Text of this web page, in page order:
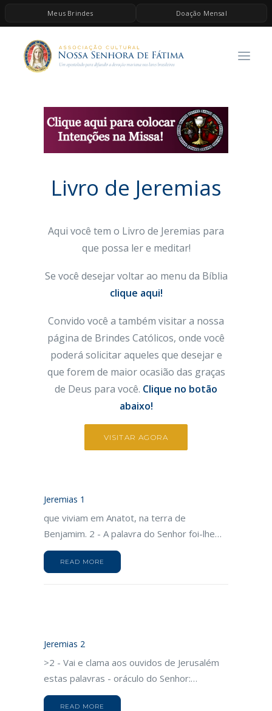
Meus Brindes Doação Mensal
HOME
A ASSOCIAÇÃO
AS MELHORES MÚSICAS CATÓLICAS
BRINDES
QUERO DOAR
Livro de Jeremias
Aqui você tem o Livro de Jeremias para
que possa ler e meditar!
Se você desejar voltar ao menu da Bíblia
clique aqui!
Convido você a também visitar a nossa
página de Brindes Católicos, onde você
poderá solicitar aqueles que desejar e
que forem de maior ocasião das graças
de Deus para você. Clique no botão
abaixo!
VISITAR AGORA
Jeremias 1
que viviam em Anatot, na terra de
Benjamim. 2 - A palavra do Senhor foi-lhe…
READ MORE
Jeremias 2
>2 - Vai e clama aos ouvidos de Jerusalém
estas palavras - oráculo do Senhor:…
READ MORE